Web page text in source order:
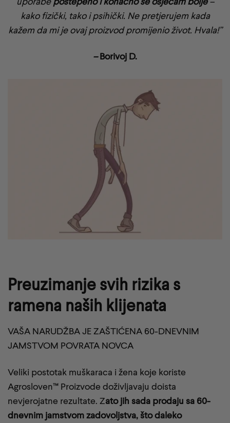
kako fizički, tako i psihički. Ne pretjerujem kada
kažem da mi je ovaj proizvod promijenio život. Hvala!”
–Borivoj D.
Preuzimanje svih rizika s
ramena naših klijenata
VAŠA NARUDŽBA JE ZAŠTIĆENA 60-DNEVNIM
JAMSTVOM POVRATA NOVCA
Veliki postotak muškaraca i žena koje koriste
Agrosloven™ Proizvode doživljavaju doista
nevjerojatne rezultate. Zato jih sada prodaju sa 60-
dnevnim jamstvom zadovoljstva, što daleko